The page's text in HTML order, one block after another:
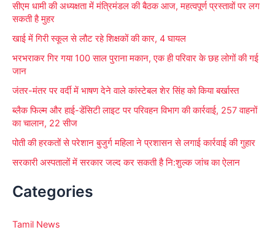
:
सीएम धामी की अध्यक्षता में मंत्रिमंडल की बैठक आज, महत्वपूर्ण प्रस्तावों पर लग
सकती है मुहर
खाई में गिरी स्कूल से लौट रहे शिक्षकों की कार, 4 घायल
भरभराकर गिर गया 100 साल पुराना मकान, एक ही परिवार के छह लोगों की गई
जान
जंतर-मंतर पर वर्दी में भाषण देने वाले कांस्टेबल शेर सिंह को किया बर्खास्त
ब्लैक फिल्म और हाई-डेंसिटी लाइट पर परिवहन विभाग की कार्रवाई, 257 वाहनों
का चालान, 22 सीज
पोती की हरकतों से परेशान बुजुर्ग महिला ने प्रशासन से लगाई कार्रवाई की गुहार
सरकारी अस्पतालों में सरकार जल्द कर सकती है नि:शुल्क जांच का ऐलान
Categories
Tamil News